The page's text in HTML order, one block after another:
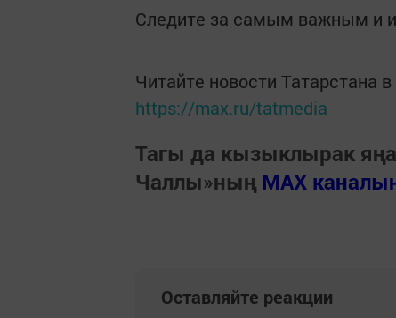
Следите за самым важным и
Читайте новости Татарстана
https://max.ru/tatmedia
Тагы да кызыклырак
Чаллы»ның MAX
Оставляйте реакции